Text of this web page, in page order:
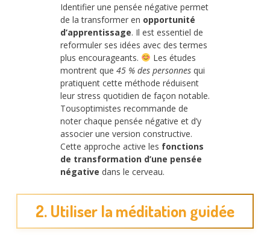
Identifier une pensée négative permet
de la transformer en opportunité
d’apprentissage. Il est essentiel de
reformuler ses idées avec des termes
plus encourageants.
Les études
montrent que 45 % des personnes qui
pratiquent cette méthode réduisent
leur stress quotidien de façon notable.
Tousoptimistes recommande de
noter chaque pensée négative et d’y
associer une version constructive.
Cette approche active les fonctions
de transformation d’une pensée
négative dans le cerveau.
2. Utiliser la méditation guidée